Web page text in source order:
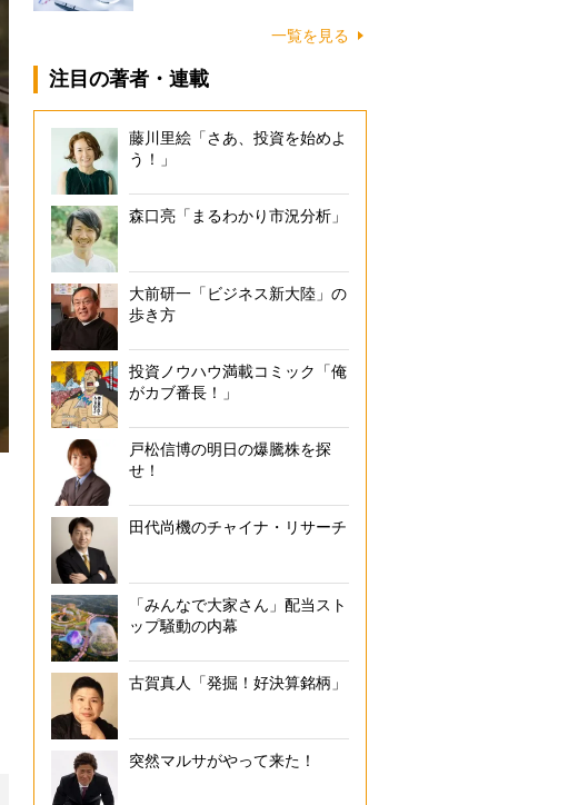
一覧を見る
注目の著者・連載
藤川里絵「さあ、投資を始めよ
う！」
森口亮「まるわかり市況分析」
大前研一「ビジネス新大陸」の
歩き方
投資ノウハウ満載コミック「俺
がカブ番長！」
戸松信博の明日の爆騰株を探
せ！
田代尚機のチャイナ・リサーチ
「みんなで大家さん」配当スト
ップ騒動の内幕
古賀真人「発掘！好決算銘柄」
突然マルサがやって来た！